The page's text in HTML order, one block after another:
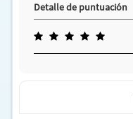
Detalle de puntuación